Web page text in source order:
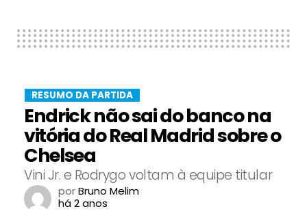
RESUMO DA PARTIDA
Endrick não sai do banco na
vitória do Real Madrid sobre o
Chelsea
Vini Jr. e Rodrygo voltam à equipe titular
porBruno Melim
há 2 anos